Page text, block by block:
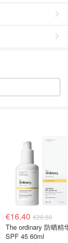
€16.40 €20.50
The ordinary 防晒精
SPF 45 60ml